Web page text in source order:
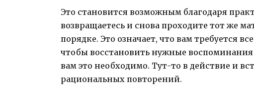
Это становится возможным благодаря
возвращаетесь и снова проходите тот же
порядке. Это означает, что вам требуется
чтобы восстановить нужные воспоминания
вам это необходимо. Тут-то в действие и
рациональных повторений.